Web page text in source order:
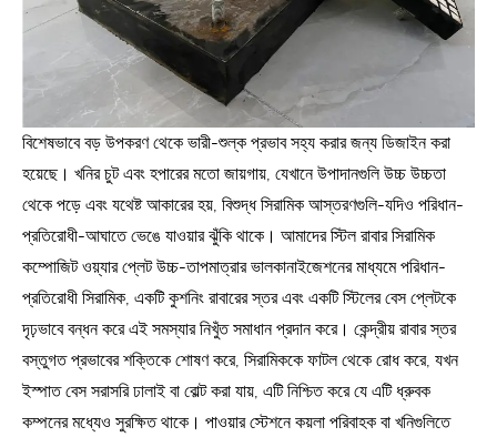
বিশেষভাবে বড় উপকরণ থেকে ভারী-শুল্ক প্রভাব সহ্য করার জন্য ডিজাইন করা
হয়েছে। খনির চুট এবং হপারের মতো জায়গায়, যেখানে উপাদানগুলি উচ্চ উচ্চতা
থেকে পড়ে এবং যথেষ্ট আকারের হয়, বিশুদ্ধ সিরামিক আস্তরণগুলি-যদিও পরিধান-
প্রতিরোধী-আঘাতে ভেঙে যাওয়ার ঝুঁকি থাকে। আমাদের স্টিল রাবার সিরামিক
কম্পোজিট ওয়্যার প্লেট উচ্চ-তাপমাত্রার ভালকানাইজেশনের মাধ্যমে পরিধান-
প্রতিরোধী সিরামিক, একটি কুশনিং রাবারের স্তর এবং একটি স্টিলের বেস প্লেটকে
দৃঢ়ভাবে বন্ধন করে এই সমস্যার নিখুঁত সমাধান প্রদান করে। কেন্দ্রীয় রাবার স্তর
বস্তুগত প্রভাবের শক্তিকে শোষণ করে, সিরামিককে ফাটল থেকে রোধ করে, যখন
ইস্পাত বেস সরাসরি ঢালাই বা বোল্ট করা যায়, এটি নিশ্চিত করে যে এটি ধ্রুবক
কম্পনের মধ্যেও সুরক্ষিত থাকে। পাওয়ার স্টেশনে কয়লা পরিবাহক বা খনিগুলিতে